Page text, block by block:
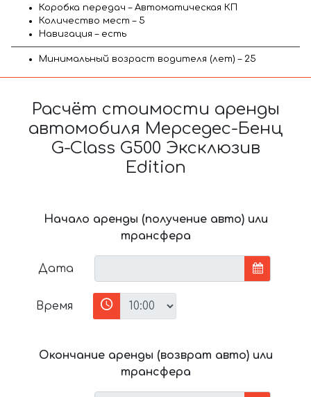
Коробка передач – Автоматическая КП
Количество мест – 5
Навигация – есть
Минимальный возраст водителя (лет) – 25
Расчёт стоимости аренды
автомобиля Мерседес-Бенц
G-Class G500 Эксклюзив
Edition
Начало аренды (получение авто) или
трансфера
Дата
Время
Окончание аренды (возврат авто) или
трансфера